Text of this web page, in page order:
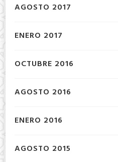
AGOSTO 2017
ENERO 2017
OCTUBRE 2016
AGOSTO 2016
ENERO 2016
AGOSTO 2015